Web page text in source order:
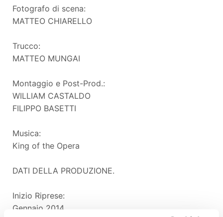
Fotografo di scena:
MATTEO CHIARELLO
Trucco:
MATTEO MUNGAI
Montaggio e Post-Prod.:
WILLIAM CASTALDO
FILIPPO BASETTI
Musica:
King of the Opera
DATI DELLA PRODUZIONE.
Inizio Riprese:
Gennaio 2014